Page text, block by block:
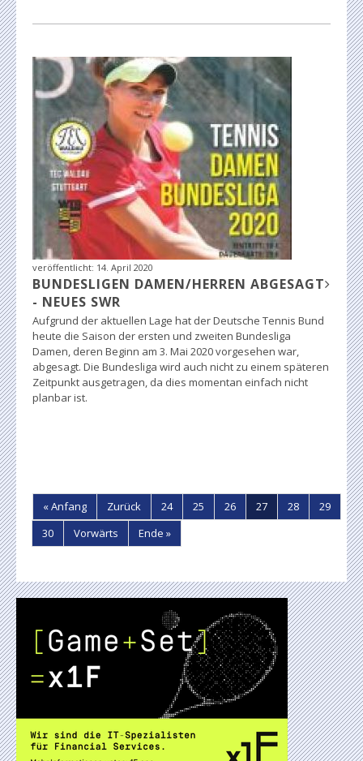
veröffentlicht: 14. April 2020
BUNDESLIGEN DAMEN/HERREN ABGESAGT
- NEUES SWR
Aufgrund der aktuellen Lage hat der Deutsche Tennis Bund
heute die Saison der ersten und zweiten Bundesliga
Damen, deren Beginn am 3. Mai 2020 vorgesehen war,
abgesagt. Die Bundesliga wird auch nicht zu einem späteren
Zeitpunkt ausgetragen, da dies momentan einfach nicht
planbar ist.
« Anfang Zurück 24 25 26 27 28
29
30
Vorwärts Ende »